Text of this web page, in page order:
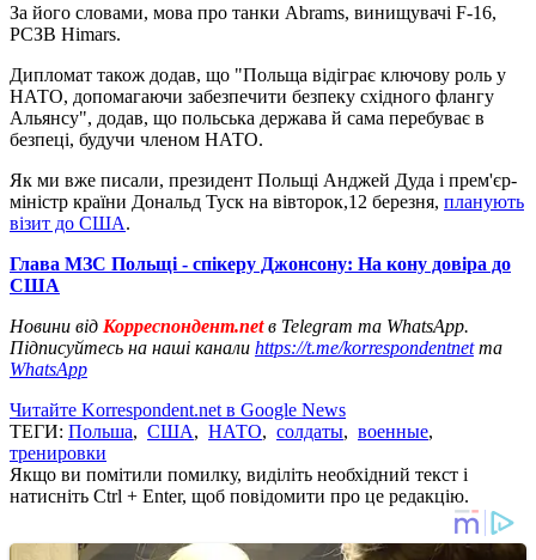
За його словами, мова про танки Abrams, винищувачі F-16,
РСЗВ Himars.
Дипломат також додав, що "Польща відіграє ключову роль у
НАТО, допомагаючи забезпечити безпеку східного флангу
Альянсу", додав, що польська держава й сама перебуває в
безпеці, будучи членом НАТО.
Як ми вже писали, президент Польщі Анджей Дуда і прем'єр-
міністр країни Дональд Туск на вівторок,12 березня, планують
візит до США.
Глава МЗС Польщі - спікеру Джонсону: На кону довіра до
США
Новини від Корреспондент.netв Telegram та WhatsApp.
Підписуйтесь на наші канали https://t.me/korrespondentnetта
WhatsApp
Читайте Korrespondent.net в Google News
ТЕГИ: Польша, США, НАТО, солдаты, военные,
тренировки
Якщо ви помітили помилку, виділіть необхідний текст і
натисніть Ctrl + Enter, щоб повідомити про це редакцію.